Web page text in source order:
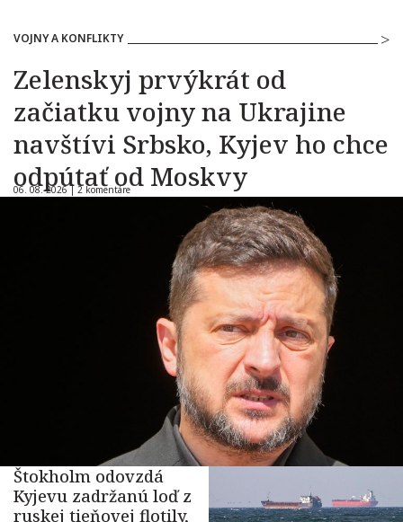
VOJNY A KONFLIKTY
Zelenskyj prvýkrát od
začiatku vojny na Ukrajine
navštívi Srbsko, Kyjev ho chce
odpútať od Moskvy
06. 08. 2026 | 2 komentáre
Štokholm odovzdá
Kyjevu zadržanú loď z
ruskej tieňovej flotily,